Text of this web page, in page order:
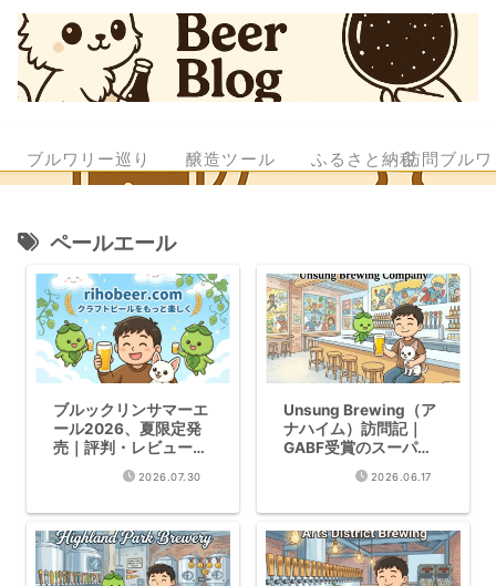
ブルワリー巡り 醸造ツール ふるさと納税訪問ブル
ペールエール
ブルックリンサマーエ
ール2026、夏限定発
売｜評判・レビューま
2026.07.30
Unsung Brewing（ア
ナハイム）訪問記｜
GABF受賞のスーパー
ヒーローテーマ醸造所
2026.06.17